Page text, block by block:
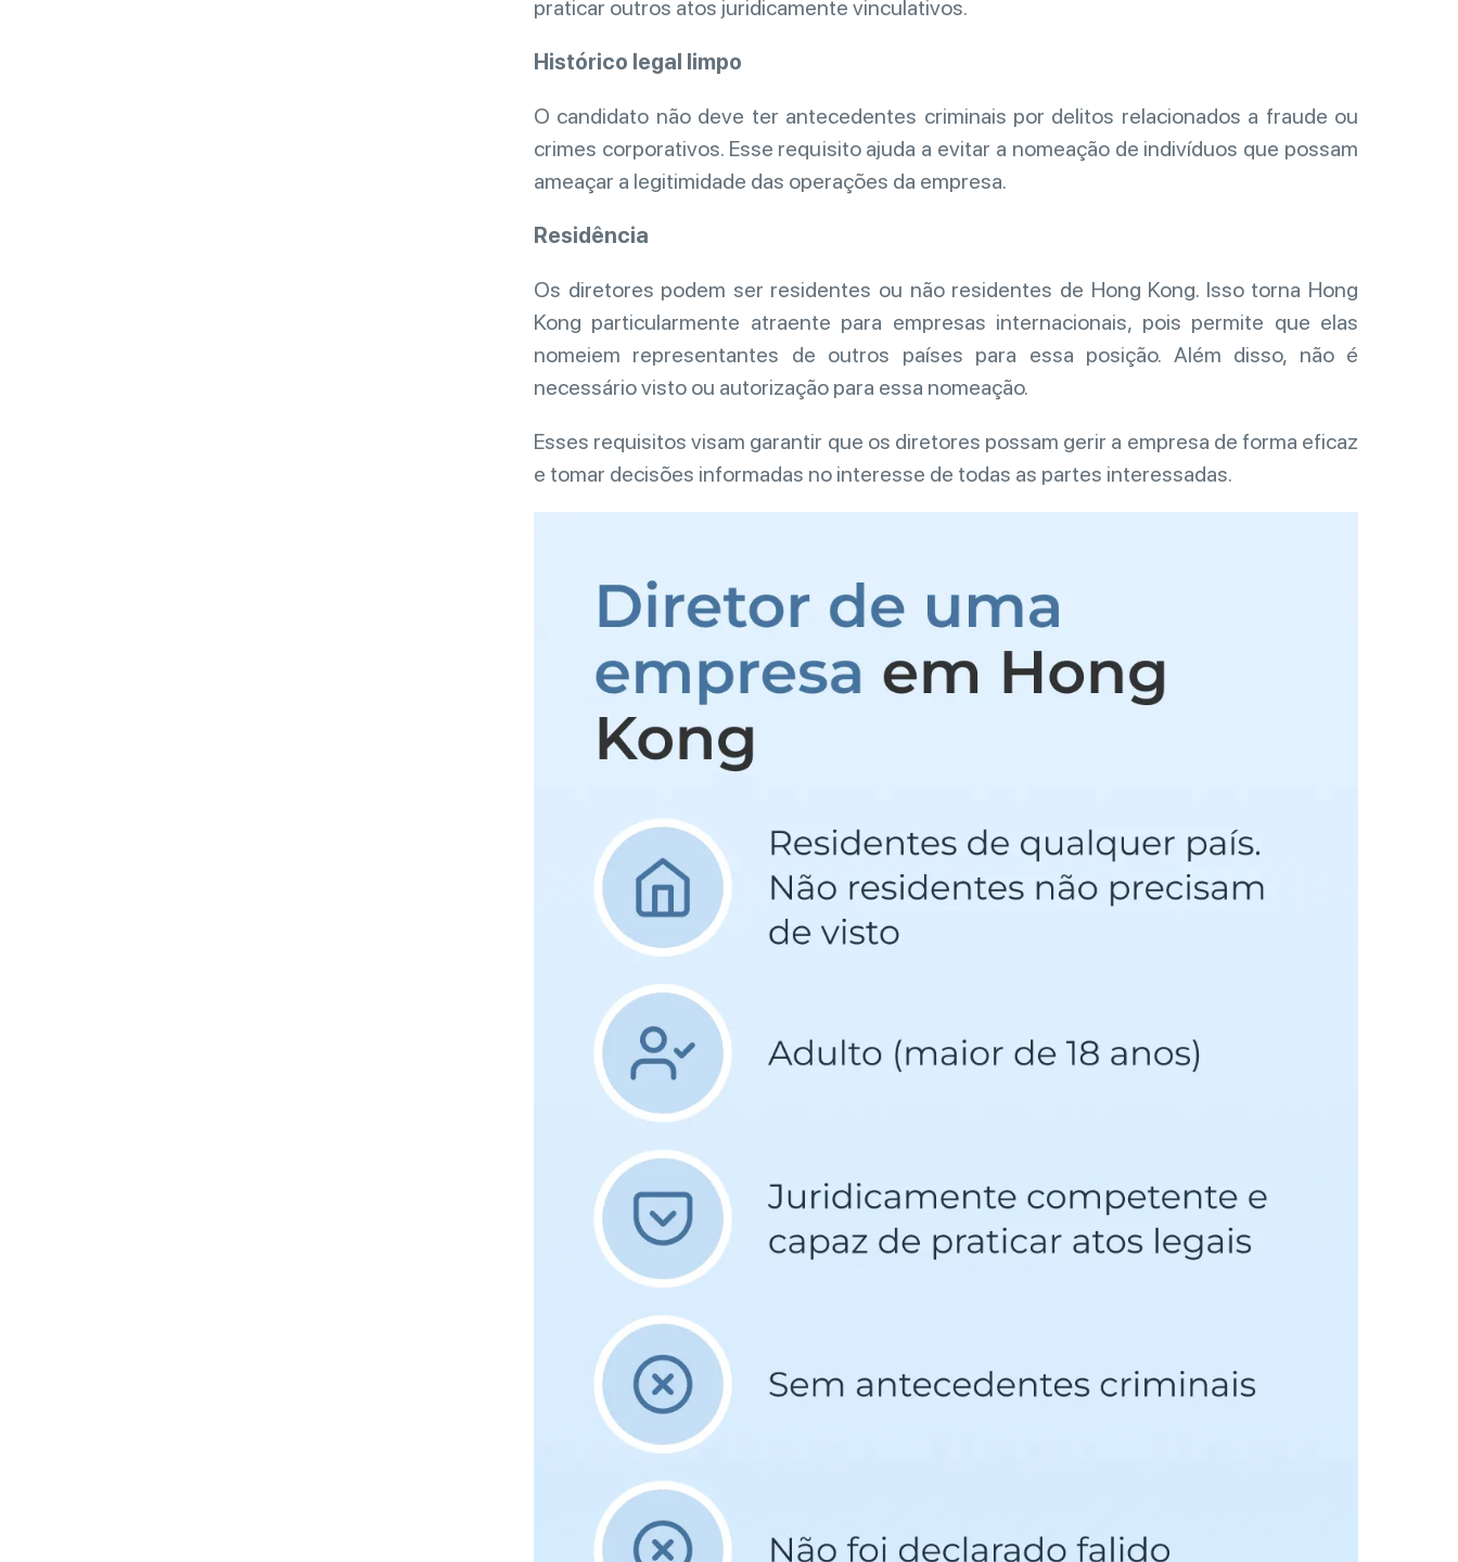
praticar outros atos juridicamente vinculativos.
Histórico legal limpo
O candidato não deve ter antecedentes criminais por delitos relacionados a fraude ou
crimes corporativos. Esse requisito ajuda a evitar a nomeação de indivíduos que possam
ameaçar a legitimidade das operações da empresa.
Residência
Os diretores podem ser residentes ou não residentes de Hong Kong. Isso torna Hong
Kong particularmente atraente para empresas internacionais, pois permite que elas
nomeiem representantes de outros países para essa posição. Além disso, não é
necessário visto ou autorização para essa nomeação.
Esses requisitos visam garantir que os diretores possam gerir a empresa de forma eficaz
e tomar decisões informadas no interesse de todas as partes interessadas.